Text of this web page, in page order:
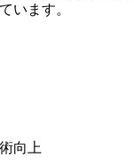
います。
向上